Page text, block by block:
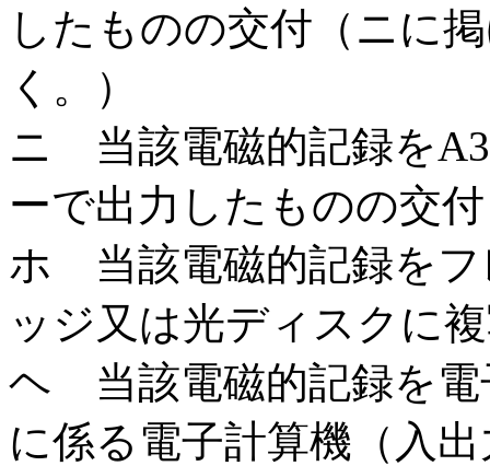
したものの交付（ニに
く。）
ニ 当該電磁的記録を
ーで出力したものの交付
ホ 当該電磁的記録をフ
ッジ又は光ディスクに
ヘ 当該電磁的記録を電
に係る電子計算機（入